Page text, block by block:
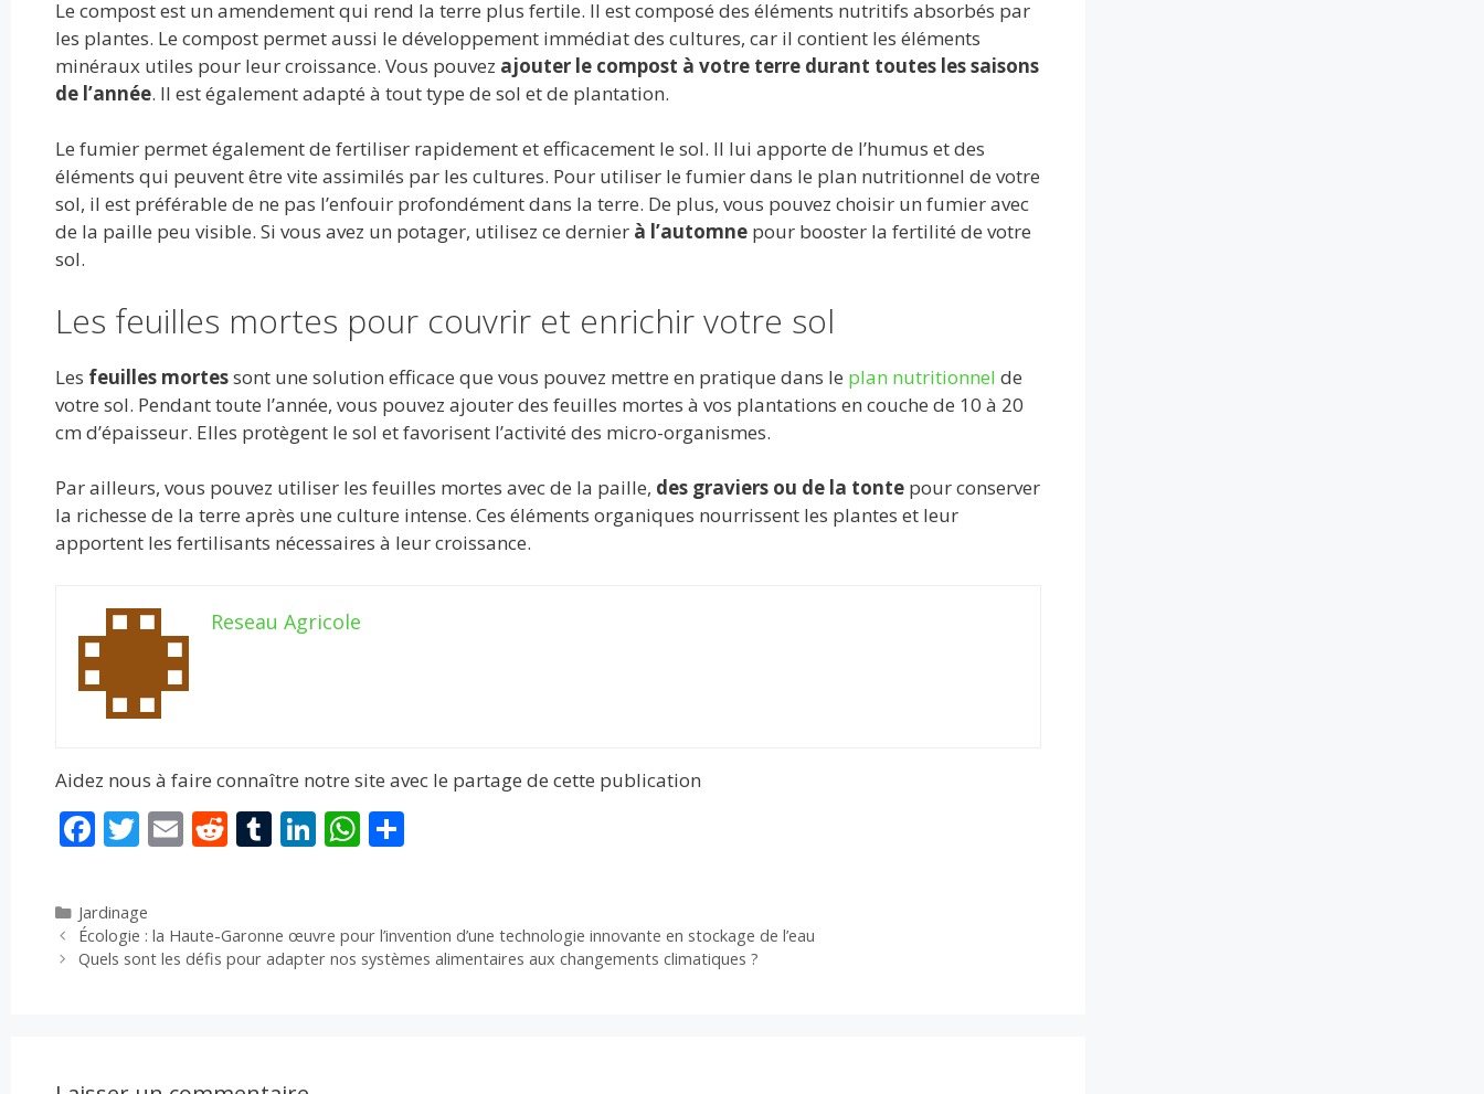
Le compost est un amendement qui rend la terre plus fertile. Il est composé des éléments nutritifs absorbés par
les plantes. Le compost permet aussi le développement immédiat des cultures, car il contient les éléments
minéraux utiles pour leur croissance. Vous pouvez ajouter le compost à votre terre durant toutes les saisons
de l’année. Il est également adapté à tout type de sol et de plantation.
Le fumier permet également de fertiliser rapidement et efficacement le sol. Il lui apporte de l’humus et des
éléments qui peuvent être vite assimilés par les cultures. Pour utiliser le fumier dans le plan nutritionnel de votre
sol, il est préférable de ne pas l’enfouir profondément dans la terre. De plus, vous pouvez choisir un fumier avec
de la paille peu visible. Si vous avez un potager, utilisez ce dernierà l’automnepour booster la fertilité de votre
sol.
Les feuilles mortes pour couvrir et enrichir votre sol
Les feuilles mortessont une solution efficace que vous pouvez mettre en pratique dans le plan nutritionnel de
votre sol. Pendant toute l’année, vous pouvez ajouter des feuilles mortes à vos plantations en couche de 10 à 20
cm d’épaisseur. Elles protègent le sol et favorisent l’activité des micro-organismes.
Par ailleurs, vous pouvez utiliser les feuilles mortes avec de la paille, des graviers ou de la tontepour conserver
la richesse de la terre après une culture intense. Ces éléments organiques nourrissent les plantes et leur
apportent les fertilisants nécessaires à leur croissance.
Reseau Agricole
Aidez nous à faire connaître notre site avec le partage de cette publication
F
e
b
o
T
itt
er
E
l
R
di
t
T
bl
r
Li
e
dI
W
s
A
P
g
er
Catégories
Jardinage
Écologie : la Haute-Garonne œuvre pour l’invention d’une technologie innovante en stockage de l’eau
Quels sont les défis pour adapter nos systèmes alimentaires aux changements climatiques ?